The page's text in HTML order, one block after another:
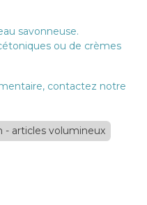
savonneuse.
ou de crèmes
contactez notre
- articles volumineux